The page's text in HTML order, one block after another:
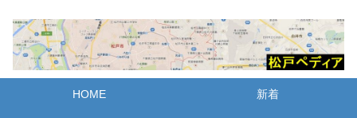
HOME 新着